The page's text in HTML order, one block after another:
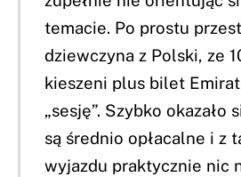
temacie. Po prostu
dziewczyna z Polski, ze
kieszeni plus bilet
„sesję”. Szybko okazało
są średnio opłacalne i z
wyjazdu praktycznie nic